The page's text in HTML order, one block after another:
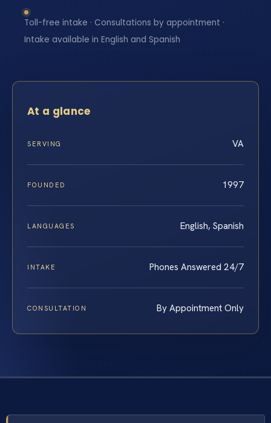
Toll-free intake · Consultations by appointment ·
Intake available in English and Spanish
At a glance
SERVING VA
FOUNDED 1997
LANGUAGES English, Spanish
INTAKE Phones Answered 24/7
CONSULTATION By Appointment Only